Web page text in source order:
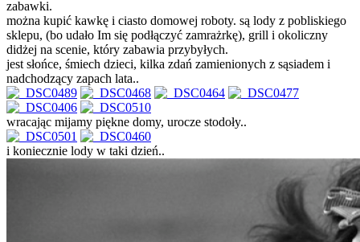
zabawki.
można kupić kawkę i ciasto domowej roboty. są lody z pobliskiego
sklepu, (bo udało Im się podłączyć zamrażrkę), grill i okoliczny
didżej na scenie, który zabawia przybyłych.
jest słońce, śmiech dzieci, kilka zdań zamienionych z sąsiadem i
nadchodzący zapach lata..
wracając mijamy piękne domy, urocze stodoły..
i koniecznie lody w taki dzień..